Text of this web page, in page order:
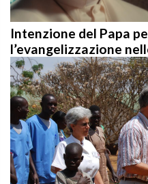
Intenzione del Papa
l’evangelizzazione